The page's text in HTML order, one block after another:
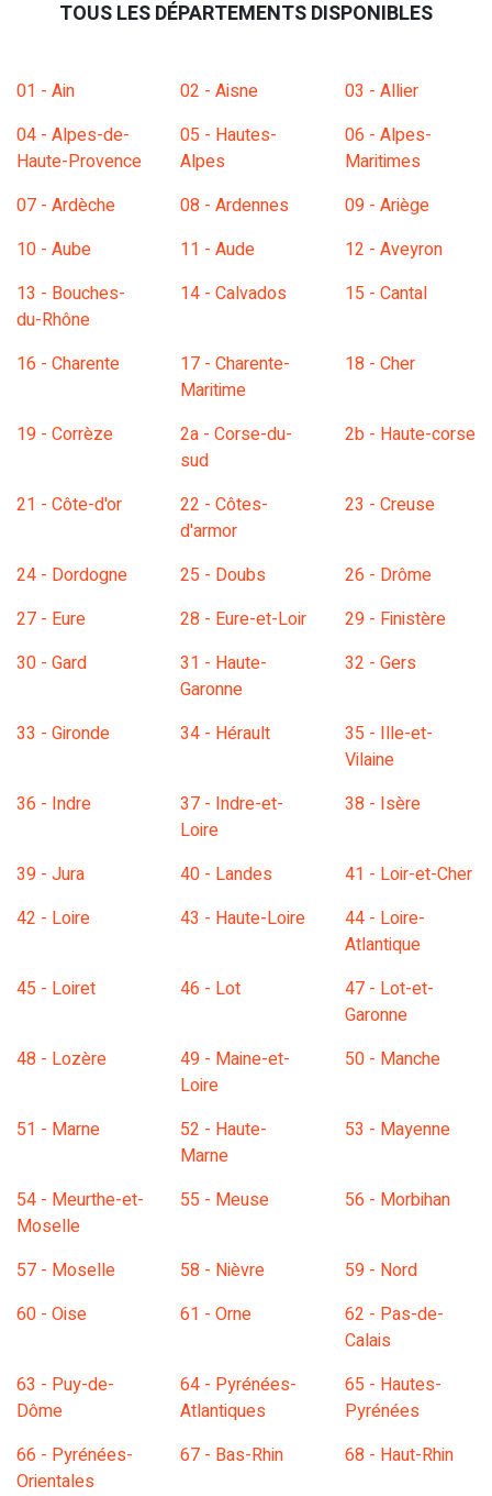
TOUS LES DÉPARTEMENTS DISPONIBLES
01 - Ain 02 - Aisne
03 - Allier
04 - Alpes-de-
Haute-Provence
05 - Hautes-
Alpes
06 - Alpes-
Maritimes
07 - Ardèche
08 - Ardennes
09 - Ariège
10 - Aube
11 - Aude
12 - Aveyron
13 - Bouches-
du-Rhône
14 - Calvados 15 - Cantal
16 - Charente
17 - Charente-
Maritime
18 - Cher
19 - Corrèze
2a - Corse-du-
sud
2b - Haute-corse
21 - Côte-d'or
22 - Côtes-
d'armor
23 - Creuse
24 - Dordogne 25 - Doubs
26 - Drôme
27 - Eure
28 - Eure-et-Loir
29 - Finistère
30 - Gard
31 - Haute-
Garonne
32 - Gers
33 - Gironde 34 - Hérault
35 - Ille-et-
Vilaine
36 - Indre
37 - Indre-et-
Loire
38 - Isère
39 - Jura 40 - Landes
41 - Loir-et-Cher
42 - Loire
43 - Haute-Loire
44 - Loire-
Atlantique
45 - Loiret
46 - Lot
47 - Lot-et-
Garonne
48 - Lozère
49 - Maine-et-
Loire
50 - Manche
51 - Marne
52 - Haute-
Marne
53 - Mayenne
54 - Meurthe-et-
Moselle
55 - Meuse 56 - Morbihan
57 - Moselle 58 - Nièvre
59 - Nord
60 - Oise
61 - Orne
62 - Pas-de-
Calais
63 - Puy-de-
Dôme
64 - Pyrénées-
Atlantiques
65 - Hautes-
Pyrénées
66 - Pyrénées-
Orientales
67 - Bas-Rhin 68 - Haut-Rhin